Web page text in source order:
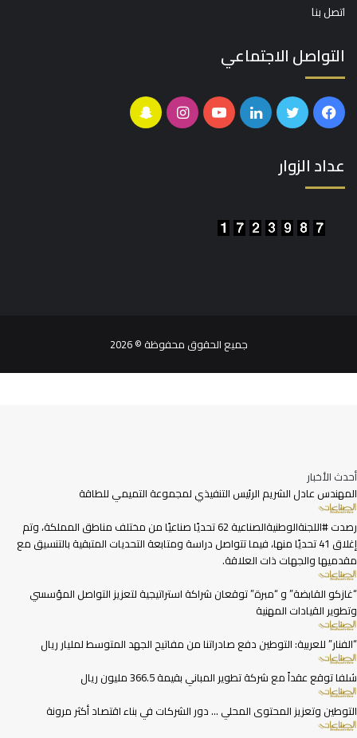
اتصل بنا
التواصل الاجتماعي
فيسبوكتويتر لينكدإنيوتيوبانستقرامسناب
عداد الزوار
جميع الحقوق محفوظة © 2026
أحدث الأخبار
المهندس عادل الشريم الرئيس التنفيذي لمجموعة التميمي للطاقة
رصدت #اللجنةالوطنيةالصناعية 62 تحديًا صناعيًا من مختلف مناطق المملكة، وتم
إغلاق 41 تحديًا منها، فيما تتواصل دراسة ومتابعة التحديات المتبقية بالتنسيق مع
مقدميها والجهات ذات العلاقة.
“غازكو القابضة” و “مبرة” توقعان شراكة استراتيجية لتعزيز التواصل المؤسسي
وتطوير القيادات المهنية
“الفنار” للعربية: التوطين دفع صادراتنا من مفاتيح الجهد المتوسط لمليار ريال
شلفا توقع عقداً مع شركة تطوير المباني بقيمة 366.5 مليون ريال
التوطين وتعزيز المحتوى المحلي … دور الشركات في بناء اقتصاد أكثر مرونة